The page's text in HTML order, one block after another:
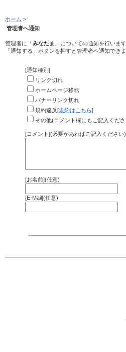
ホーム >
管理者へ通知
管理者に「みなたま 」についての通知を行います
「通知する」ボタンを押すと管理者へ通知でき
[通知種別]
リンク切れ
ホームページ移転
バナーリンク切れ
規約違反[規約はこちら]
その他(コメント欄にもご記入くだ
[コメント](必要があればご記入ください)
[お名前](任意)
[E-Mail](任意)